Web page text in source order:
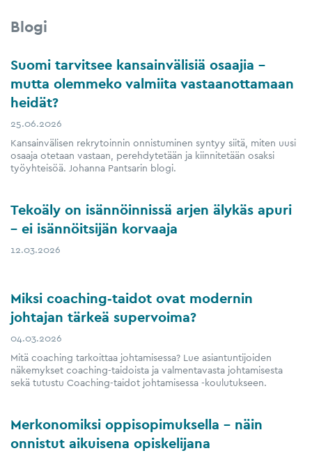
Blogi
Suomi tarvitsee kansainvälisiä osaajia –
mutta olemmeko valmiita vastaanottamaan
heidät?
25.06.2026
Kansainvälisen rekrytoinnin onnistuminen syntyy siitä, miten uusi
osaaja otetaan vastaan, perehdytetään ja kiinnitetään osaksi
työyhteisöä. Johanna Pantsarin blogi.
Tekoäly on isännöinnissä arjen älykäs apuri
– ei isännöitsijän korvaaja
12.03.2026
Miksi coaching‑taidot ovat modernin
johtajan tärkeä supervoima?
04.03.2026
Mitä coaching tarkoittaa johtamisessa? Lue asiantuntijoiden
näkemykset coaching-taidoista ja valmentavasta johtamisesta
sekä tutustu Coaching-taidot johtamisessa -koulutukseen.
Merkonomiksi oppisopimuksella – näin
onnistut aikuisena opiskelijana